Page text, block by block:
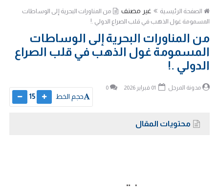
الصفحة الرئيسية غير مصنف
من المناورات البحرية إلى الوساطات
المسمومة غول الذهب في قلب الصراع الدولي .!
من المناورات البحرية إلى الوساطات
المسمومة غول الذهب في قلب الصراع
الدولي .!
مدونة المرجل 0
حجم الخط 15
محتويات المقال